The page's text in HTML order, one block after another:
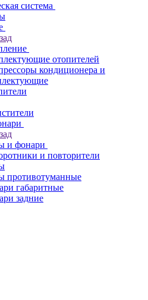
система
отопителей
кондиционера и
и фонари
и повторители
противотуманные
габаритные
задние